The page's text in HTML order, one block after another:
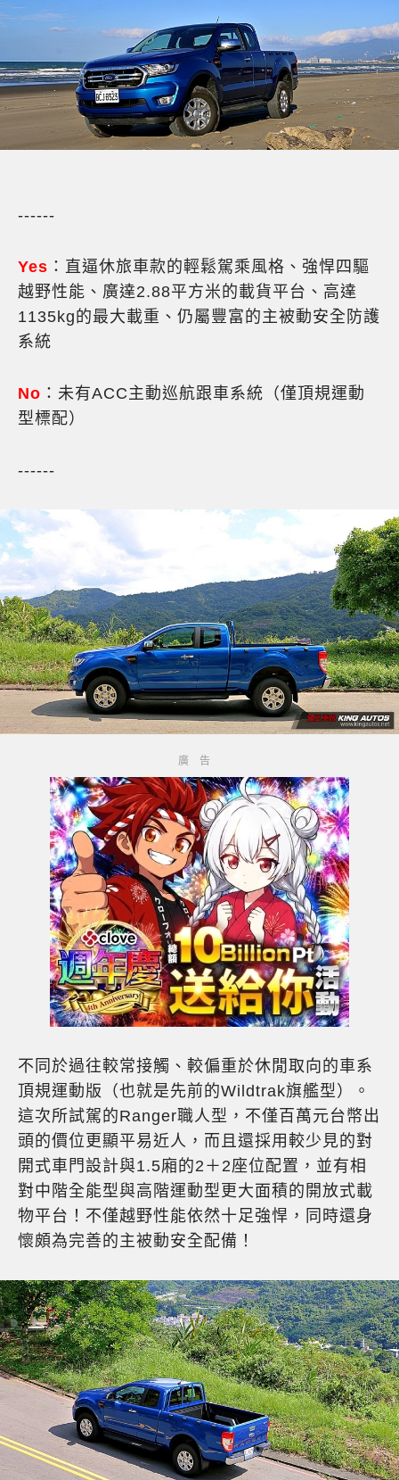
------
Yes ：直逼休旅車款的輕鬆駕乘風格、強悍四驅
越野性能、廣達2.88平方米的載貨平台、高達
1135kg的最大載重、仍屬豐富的主被動安全防護
系統
No ：未有ACC主動巡航跟車系統（僅頂規運動
型標配）
------
不同於過往較常接觸、較偏重於休閒取向的車系
頂規運動版（也就是先前的Wildtrak旗艦型）。
這次所試駕的Ranger職人型，不僅百萬元台幣出
頭的價位更顯平易近人，而且還採用較少見的對
開式車門設計與1.5廂的2＋2座位配置，並有相
對中階全能型與高階運動型更大面積的開放式載
物平台！不僅越野性能依然十足強悍，同時還身
懷頗為完善的主被動安全配備！